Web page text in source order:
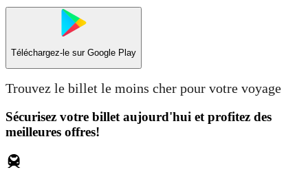
Téléchargez-le sur Google Play
Trouvez le billet le moins cher pour votre voyage
Sécurisez votre billet aujourd'hui et profitez des
meilleures offres!